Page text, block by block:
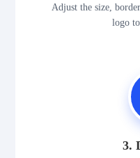
Adjust the size,
logo
3.